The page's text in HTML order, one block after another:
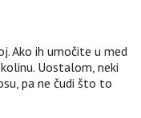
Ako ih umočite u med
Uostalom, neki
pa ne čudi što to